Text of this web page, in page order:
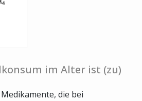
im Alter ist (zu)
die bei